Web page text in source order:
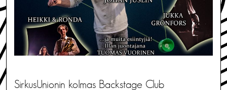
SirkusUnionin kolmas Backstage Club